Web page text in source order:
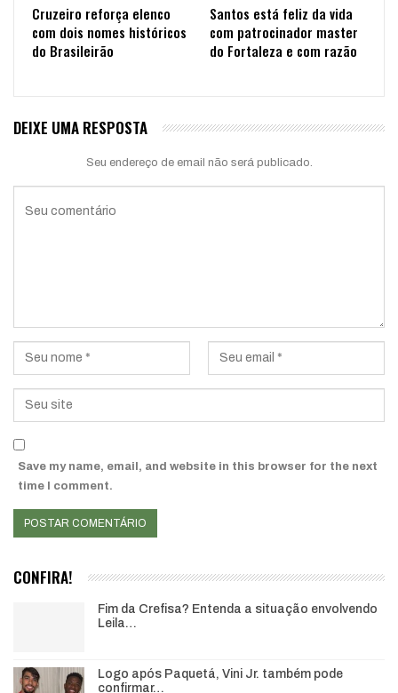
Cruzeiro reforça elenco
com dois nomes históricos
do Brasileirão
Santos está feliz da vida
com patrocinador master
do Fortaleza e com razão
DEIXE UMA RESPOSTA
Seu endereço de email não será publicado.
Save my name, email, and website in this browser for the next
time I comment.
CONFIRA!
Fim da Crefisa? Entenda a situação envolvendo
Leila…
Logo após Paquetá, Vini Jr. também pode
confirmar…